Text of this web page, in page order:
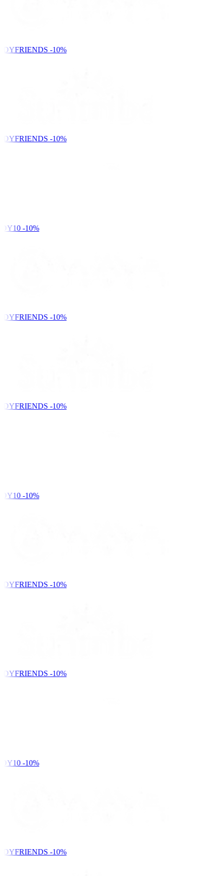
-10%
-10%
-10%
-10%
-10%
-10%
-10%
-10%
-10%
-10%